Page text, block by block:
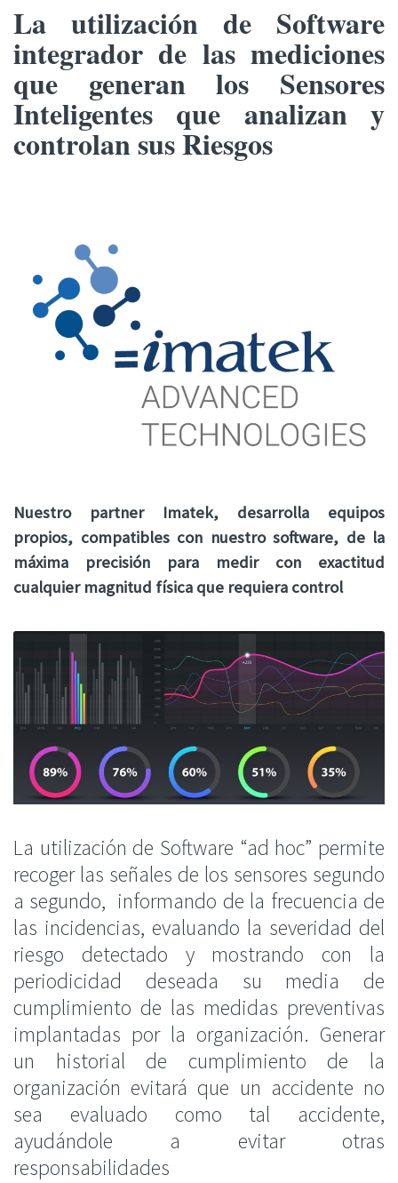
La utilización de Software
integrador de las mediciones
que generan los Sensores
Inteligentes que analizan y
controlan sus Riesgos
Nuestro partner Imatek, desarrolla equipos
propios, compatibles con nuestro software, de la
máxima precisión para medir con exactitud
cualquier magnitud física que requiera control
La utilización de Software “ad hoc” permite
recoger las señales de los sensores segundo
a segundo, informando de la frecuencia de
las incidencias, evaluando la severidad del
riesgo detectado y mostrando con la
periodicidad deseada su media de
cumplimiento de las medidas preventivas
implantadas por la organización. Generar
un historial de cumplimiento de la
organización evitará que un accidente no
sea evaluado como tal accidente,
ayudándole a evitar otras
responsabilidades